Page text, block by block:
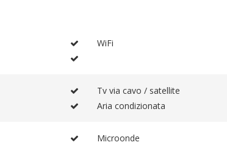
WiFi
Tv via cavo / satellite
Aria condizionata
Microonde